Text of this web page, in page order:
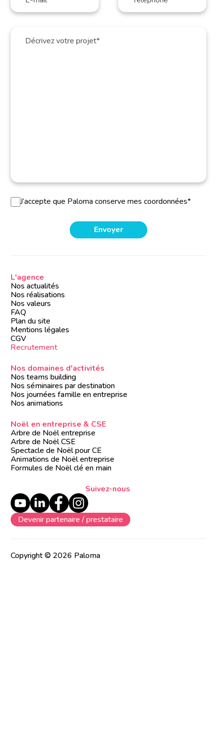
J’accepte que Paloma conserve mes coordonnées*
L'agence
Nos actualités
Nos réalisations
Nos valeurs
FAQ
Plan du site
Mentions légales
CGV
Recrutement
Nos domaines d'activités
Nos teams building
Nos séminaires par destination
Nos journées famille en entreprise
Nos animations
Noël en entreprise & CSE
Arbre de Noël entreprise
Arbre de Noël CSE
Spectacle de Noël pour CE
Animations de Noël entreprise
Formules de Noël clé en main
Suivez-nous
Devenir partenaire / prestataire
Copyright © 2026 Paloma